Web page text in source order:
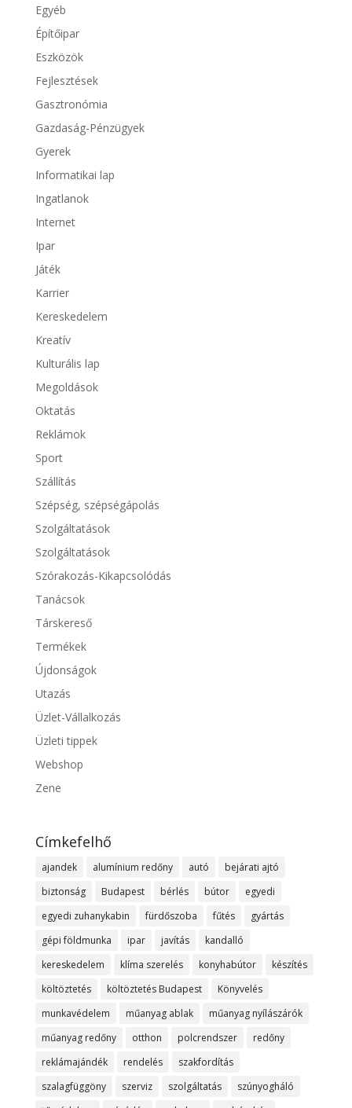
Egyéb
Építőipar
Eszközök
Fejlesztések
Gasztronómia
Gazdaság-Pénzügyek
Gyerek
Informatikai lap
Ingatlanok
Internet
Ipar
Játék
Karrier
Kereskedelem
Kreatív
Kulturális lap
Megoldások
Oktatás
Reklámok
Sport
Szállítás
Szépség, szépségápolás
Szolgáltatások
Szolgáltatások
Szórakozás-Kikapcsolódás
Tanácsok
Társkereső
Termékek
Újdonságok
Utazás
Üzlet-Vállalkozás
Üzleti tippek
Webshop
Zene
Címkefelhő
ajandek alumínium redőny autó
bejárati ajtó
biztonság
Budapest bérlés bútor
egyedi
egyedi zuhanykabin
fürdőszoba fűtés
gyártás
gépi földmunka
ipar javítás
kandalló
kereskedelem
klíma szerelés konyhabútor
készítés
költöztetés
költöztetés Budapest
Könyvelés
munkavédelem
műanyag ablak
műanyag nyílászárók
műanyag redőny
otthon polcrendszer
redőny
reklámajándék
rendelés
szakfordítás
szalagfüggöny
szerviz szolgáltatás
szúnyogháló